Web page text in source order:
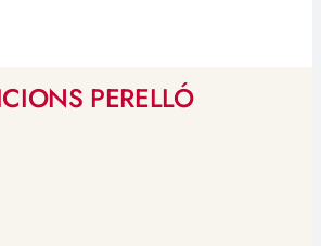
PERELLÓ